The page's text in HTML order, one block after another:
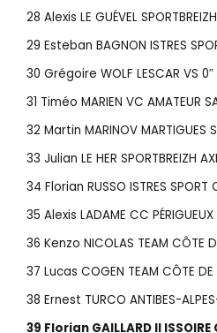
28 Alexis LE GUÉVEL
29 Esteban BAGNON ISTRES
30 Grégoire WOLF LESCAR VS 0″
31 Timéo MARIEN VC AMATEUR
32 Martin MARINOV MARTIGUES
33 Julian LE HER SPORTBREIZH
34 Florian RUSSO ISTRES SPORT
35 Alexis LADAME CC
36 Kenzo NICOLAS TEAM CÔTE
37 Lucas COGEN TEAM CÔTE DE
38 Ernest TURCO ANTIBES-
39 Florian GAILLARD II ISSOIRE